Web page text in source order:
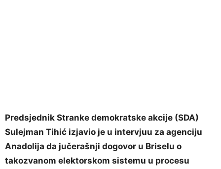
Predsjednik Stranke demokratske akcije (SDA)
Sulejman Tihić izjavio je u intervjuu za agenciju
Anadolija da jučerašnji dogovor u Briselu o
takozvanom elektorskom sistemu u procesu